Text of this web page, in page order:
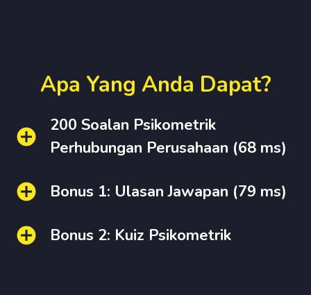
Apa Yang Anda Dapat?
200 Soalan Psikometrik
Perhubungan Perusahaan (68 ms)
Bonus 1: Ulasan Jawapan (79 ms)
Bonus 2: Kuiz Psikometrik